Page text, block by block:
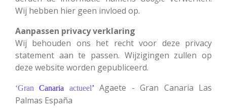
Wij hebben hier geen invloed op.
Aanpassen privacy verklaring
Wij behouden ons het recht voor deze privacy
statement aan te passen. Wijzigingen zullen op
deze website worden gepubliceerd.
‘GranCanaria actueel’
Agaete - Gran Canaria Las
Palmas España